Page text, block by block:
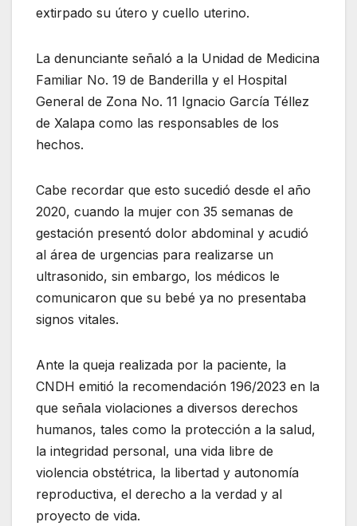
extirpado su útero y cuello uterino.
La denunciante señaló a la Unidad de Medicina
Familiar No. 19 de Banderilla y el Hospital
General de Zona No. 11 Ignacio García Téllez
de Xalapa como las responsables de los
hechos.
Cabe recordar que esto sucedió desde el año
2020, cuando la mujer con 35 semanas de
gestación presentó dolor abdominal y acudió
al área de urgencias para realizarse un
ultrasonido, sin embargo, los médicos le
comunicaron que su bebé ya no presentaba
signos vitales.
Ante la queja realizada por la paciente, la
CNDH emitió la recomendación 196/2023 en la
que señala violaciones a diversos derechos
humanos, tales como la protección a la salud,
la integridad personal, una vida libre de
violencia obstétrica, la libertad y autonomía
reproductiva, el derecho a la verdad y al
proyecto de vida.